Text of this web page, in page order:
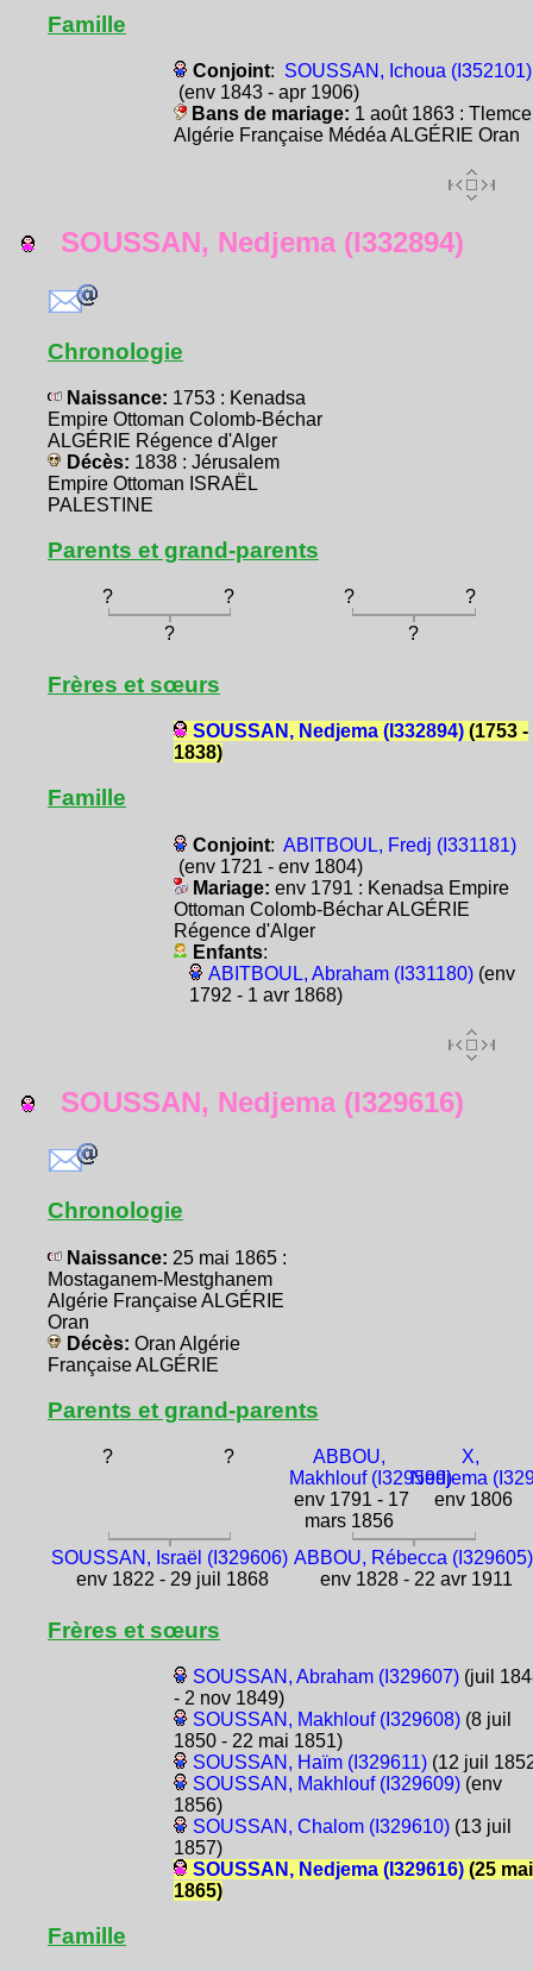
Famille
Conjoint: SOUSSAN, Ichoua (I352101)
(env 1843 - apr 1906)
Bans de mariage: 1 août 1863 :
Algérie Française Médéa ALGÉRIE Oran
SOUSSAN, Nedjema (I332894)
Chronologie
Naissance: 1753 : Kenadsa
Empire Ottoman Colomb-Béchar
ALGÉRIE Régence d'Alger
Décès: 1838 : Jérusalem
Empire Ottoman ISRAËL
PALESTINE
Parents et grand-parents
? ? ?
?
?
?
Frères et sœurs
SOUSSAN, Nedjema (I332894)(1753 -
1838)
Famille
Conjoint: ABITBOUL, Fredj (I331181)
(env 1721 - env 1804)
Mariage: env 1791 : Kenadsa Empire
Ottoman Colomb-Béchar ALGÉRIE
Régence d'Alger
Enfants:
ABITBOUL, Abraham (I331180)(env
1792 - 1 avr 1868)
SOUSSAN, Nedjema (I329616)
Chronologie
Naissance: 25 mai 1865 :
Mostaganem-Mestghanem
Algérie Française ALGÉRIE
Oran
Décès: Oran Algérie
Française ALGÉRIE
Parents et grand-parents
? ?
ABBOU,
Makhlouf (I329599)
env 1791 - 17
mars 1856
X,
Nedjema
env 1806
SOUSSAN, Israël (I329606)
env 1822 - 29 juil 1868
ABBOU, Rébecca (I329605)
env 1828 - 22 avr 1911
Frères et sœurs
SOUSSAN, Abraham (I329607)(juil
- 2 nov 1849)
SOUSSAN, Makhlouf (I329608)(8 juil
1850 - 22 mai 1851)
SOUSSAN, Haïm (I329611)(12 juil
SOUSSAN, Makhlouf (I329609)(env
1856)
SOUSSAN, Chalom (I329610)(13 juil
1857)
SOUSSAN, Nedjema (I329616)(25 mai
1865)
Famille